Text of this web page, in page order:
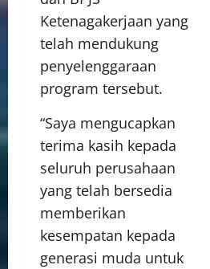
Ketenagakerjaan yang
telah mendukung
penyelenggaraan
program tersebut.
“Saya mengucapkan
terima kasih kepada
seluruh perusahaan
yang telah bersedia
memberikan
kesempatan kepada
generasi muda untuk